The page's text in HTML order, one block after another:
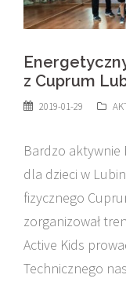
z Cuprum
2019-01-29
Bardzo aktywnie
dla dzieci w
fizycznego
zorganizował
Active Kids
Technicznego